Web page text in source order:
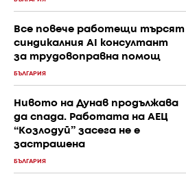
Все повече работещи търсят
синдикалния AI консултант
за трудовоправна помощ
БЪЛГАРИЯ
Нивото на Дунав продължава
да спада. Работата на АЕЦ
“Козлодуй” засега не е
застрашена
БЪЛГАРИЯ